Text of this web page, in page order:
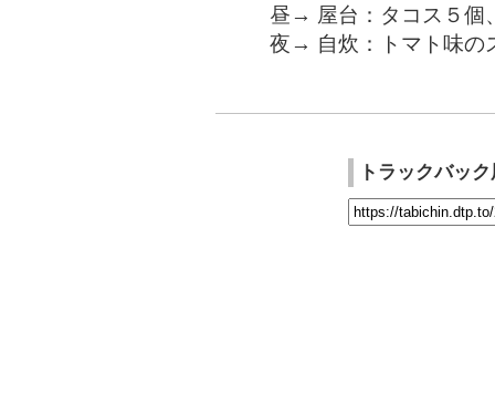
昼→ 屋台：タコス５個
夜→ 自炊：トマト味の
トラックバッ